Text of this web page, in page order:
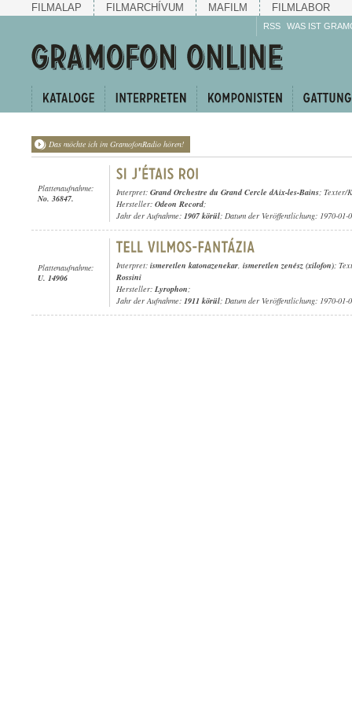
FILMALAP FILMARCHÍVUM MAFILM FILMLABOR
RSS WAS IST
Das möchte ich im GramofonRadio hören!
Plattenaufnahme:
No. 36847.
Interpret: Grand Orchestre du Grand Cercle dAix-les-Bains; Texter/
Hersteller: Odeon Record;
Jahr der Aufnahme: 1907 körül; Datum der Veröffentlichung: 1970-01-
Plattenaufnahme:
U. 14906
Interpret: ismeretlen katonazenekar, ismeretlen zenész (xilofon);
Rossini
Hersteller: Lyrophon;
Jahr der Aufnahme: 1911 körül; Datum der Veröffentlichung: 1970-01-